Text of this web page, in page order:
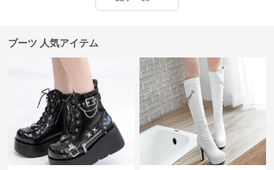
ブーツ 人気アイテム